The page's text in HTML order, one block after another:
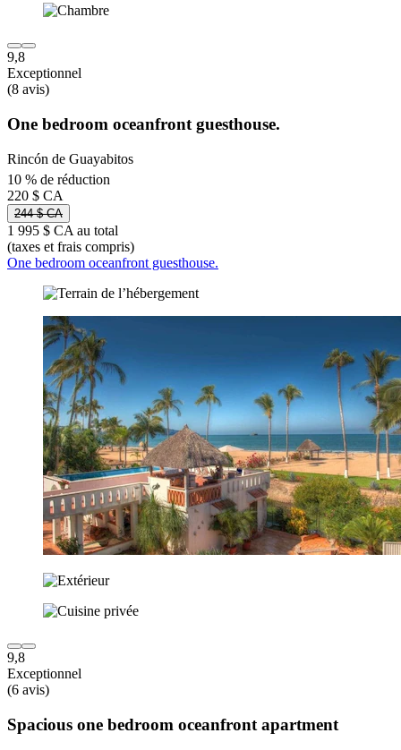
9,8
Exceptionnel
(8 avis)
One bedroom oceanfront guesthouse.
Rincón de Guayabitos
10 % de réduction
220 $ CA
244 $ CA
1 995 $ CA au total
(taxes et frais compris)
One bedroom oceanfront guesthouse.
9,8
Exceptionnel
(6 avis)
Spacious one bedroom oceanfront apartment